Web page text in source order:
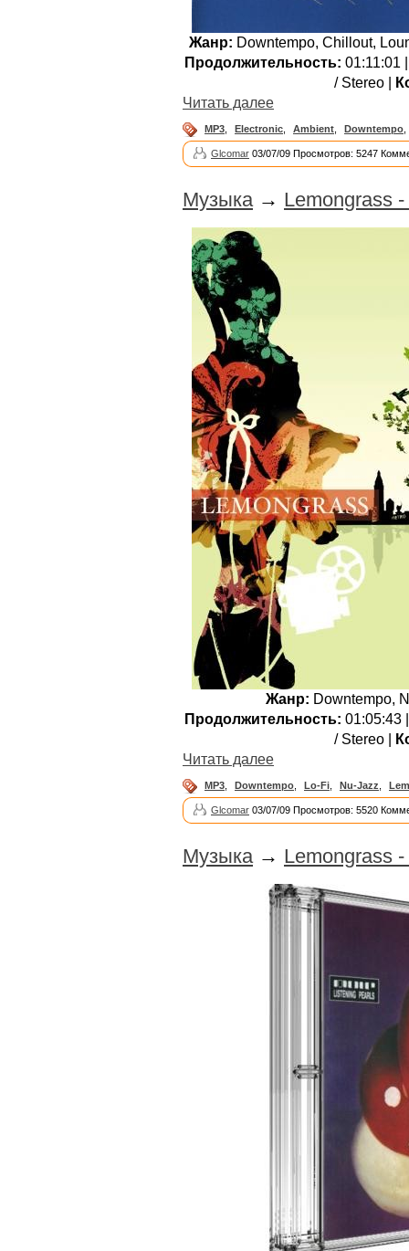
Жанр: Downtempo, Chillout,
Продолжительность: 01:11:01
/ Stereo |
Читать далее
MP3 Electronic Ambient Downtempo
Glcomar 03/07/09 Просмотров: 5247
Музыка → Lemongrass
Жанр: Downtempo,
Продолжительность: 01:05:43
/ Stereo |
Читать далее
MP3 Downtempo Lo-Fi Nu-Jazz
Glcomar 03/07/09 Просмотров: 5520
Музыка → Lemongrass